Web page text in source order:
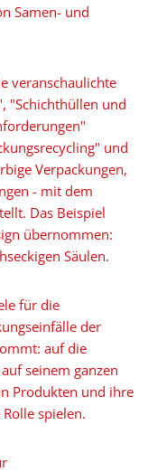
Samen- und
veranschaulichte
"Schichthüllen und
und
Verpackungen,
- mit dem
Das Beispiel
übernommen:
Säulen.
für die
der
auf die
seinem ganzen
Produkten und ihre
spielen.